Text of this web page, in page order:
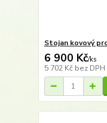
Stojan kovový
6 900 Kč/ks
5 702 Kč bez DPH